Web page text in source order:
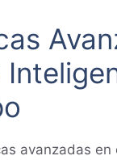
avanzadas en